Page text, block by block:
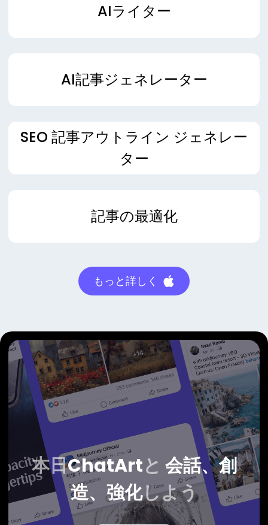
AIライター
AI記事ジェネレーター
SEO 記事アウトライン ジェネレー
ター
記事の最適化
もっと詳しく
本日ChatArtと 会話、創
造、強化しよう